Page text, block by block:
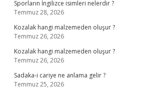
Sporların İngilizce isimleri nelerdir ?
Temmuz 28, 2026
Kozalak hangi malzemeden oluşur ?
Temmuz 26, 2026
Kozalak hangi malzemeden oluşur ?
Temmuz 26, 2026
Sadaka-i cariye ne anlama gelir ?
Temmuz 25, 2026